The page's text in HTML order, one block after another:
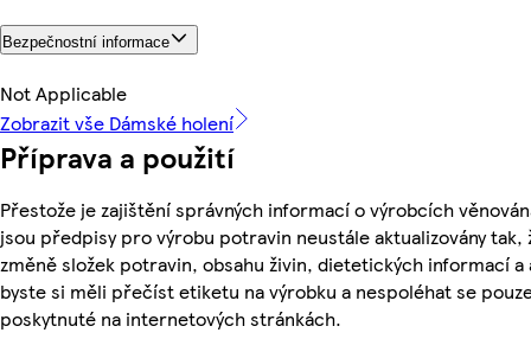
Bezpečnostní informace
Not Applicable
Zobrazit vše Dámské holení
Příprava a použití
Přestože je zajištění správných informací o výrobcích
jsou předpisy pro výrobu potravin neustále aktualizovány tak,
změně složek potravin, obsahu živin, dietetických informací a
byste si měli přečíst etiketu na výrobku a nespoléhat se
poskytnuté na internetových stránkách.